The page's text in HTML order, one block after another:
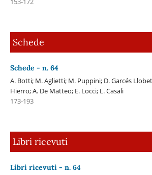
Schede
Schede - n. 64
A. Botti; M. Aglietti; M. Puppini; D. Garcés
Hierro; A. De Matteo; E. Locci; L. Casali
173-193
Libri ricevuti
Libri ricevuti - n. 64